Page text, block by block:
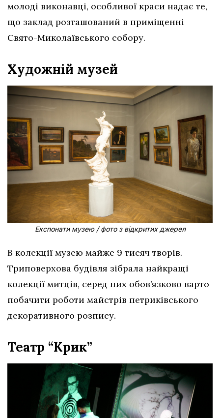
молоді виконавці, особливої краси надає те,
що заклад розташований в приміщенні
Свято-Миколаївського собору.
Художній музей
Експонати музею / фото з відкритих джерел
В колекції музею майже 9 тисяч творів.
Триповерхова будівля зібрала найкращі
колекції митців, серед них обов’язково варто
побачити роботи майстрів петриківського
декоративного розпису.
Театр “Крик”